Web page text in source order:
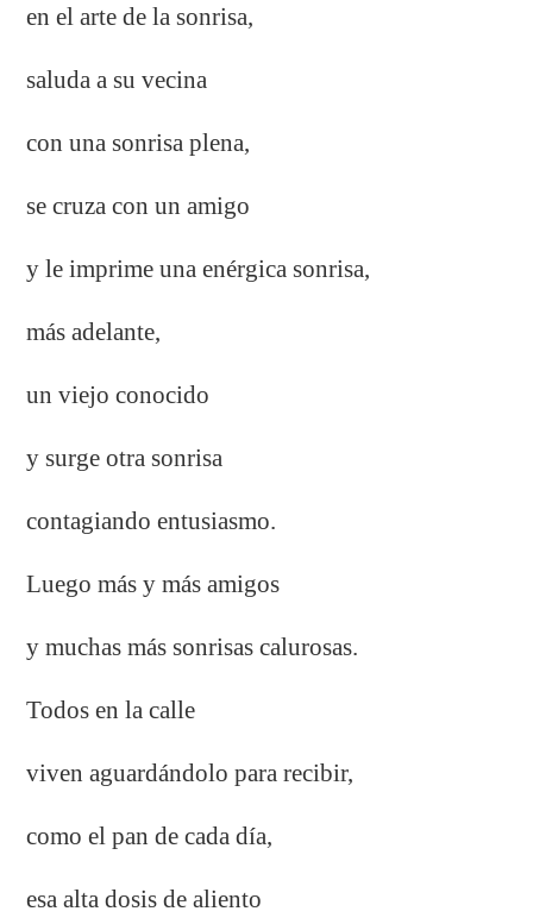
en el arte de la sonrisa,
saluda a su vecina
con una sonrisa plena,
se cruza con un amigo
y le imprime una enérgica sonrisa,
más adelante,
un viejo conocido
y surge otra sonrisa
contagiando entusiasmo.
Luego más y más amigos
y muchas más sonrisas calurosas.
Todos en la calle
viven aguardándolo para recibir,
como el pan de cada día,
esa alta dosis de aliento